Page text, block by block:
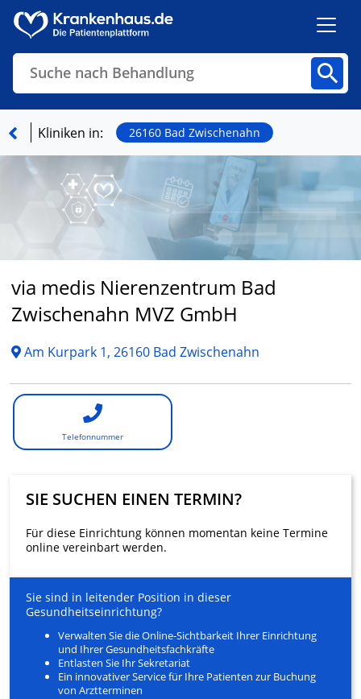
Suche nach Behandlung
Finden
Kliniken in: 26160 Bad Zwischenahn
via medis Nierenzentrum Bad
Zwischenahn MVZ GmbH
Am Kurpark 1, 26160 Bad Zwischenahn
Telefonnummer
SIE SUCHEN EINEN TERMIN?
Für diese Einrichtung können momentan keine Termine
online vereinbart werden.
Sie sind in leitender Position in dieser
Gesundheitseinrichtung?
Verwalten Sie die Online-Sichtbarkeit Ihrer Einrichtung
und Ihrer Gesundheitsfachkräfte
Entlasten Sie Ihr Sekretariat
Ein innovativer Service für Ihre Patienten zur Buchung
von Arztterminen